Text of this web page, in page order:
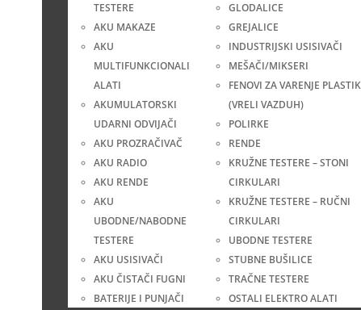
TESTERE
AKU MAKAZE
AKU
MULTIFUNKCIONALI
ALATI
AKUMULATORSKI
UDARNI ODVIJAČI
AKU PROZRAČIVAČ
AKU RADIO
AKU RENDE
AKU
UBODNE/NABODNE
TESTERE
AKU USISIVAČI
AKU ČISTAČI FUGNI
BATERIJE I PUNJAČI
GLODALICE
GREJALICE
INDUSTRIJSKI USISIVAČI
MEŠAČI/MIKSERI
FENOVI ZA VARENJE
(VRELI VAZDUH)
POLIRKE
RENDE
KRUŽNE TESTERE – STONI
CIRKULARI
KRUŽNE TESTERE – RUČNI
CIRKULARI
UBODNE TESTERE
STUBNE BUŠILICE
TRAČNE TESTERE
OSTALI ELEKTRO ALATI